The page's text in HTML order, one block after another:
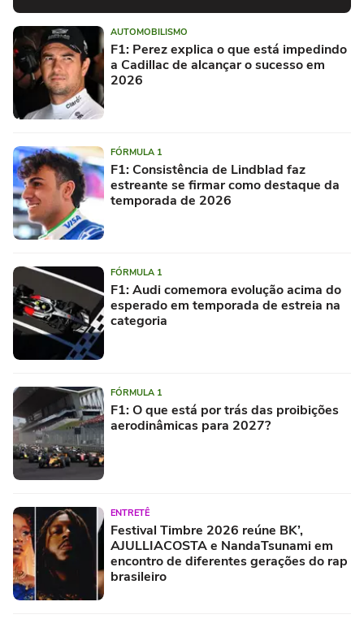
AUTOMOBILISMO
F1: Perez explica o que está impedindo
a Cadillac de alcançar o sucesso em
2026
FÓRMULA 1
F1: Consistência de Lindblad faz
estreante se firmar como destaque da
temporada de 2026
FÓRMULA 1
F1: Audi comemora evolução acima do
esperado em temporada de estreia na
categoria
FÓRMULA 1
F1: O que está por trás das proibições
aerodinâmicas para 2027?
ENTRETÊ
Festival Timbre 2026 reúne BK’,
AJULLIACOSTA e NandaTsunami em
encontro de diferentes gerações do rap
brasileiro